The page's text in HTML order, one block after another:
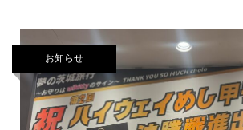
お知らせ